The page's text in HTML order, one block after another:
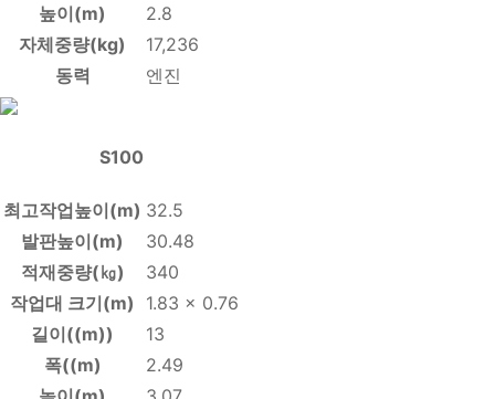
높이(m)
2.8
자체중량(kg)
17,236
동력
엔진
S100
최고작업높이(m) 32.5
발판높이(m)
30.48
적재중량(㎏)
340
작업대 크기(m)
1.83 x 0.76
길이((m))
13
폭((m)
2.49